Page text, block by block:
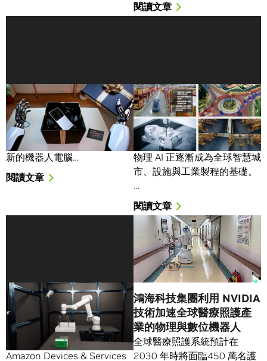
閱讀文章
NVIDIA Jetson Thor 開
啟通用機器人與物理 AI 的
即時推理能力
NVIDIA Jetson Thor 模組是全
新的機器人電腦…
閱讀文章
強化空間的安全性：
NVIDIA 攜手合作夥伴將物
理 AI 技術引進城市與工業
基礎建設
物理 AI 正逐漸成為全球智慧城
市、設施與工業製程的基礎。
…
閱讀文章
Amazon Devices &
Services運用 NVIDIA AI
與數位孿生，向零接觸製
造願景大幅邁進
Amazon Devices & Services
鴻海科技集團利用 NVIDIA
技術加速全球醫療照護產
業的物理與數位機器人
全球醫療照護系統預計在
2030 年時將面臨450 萬名護